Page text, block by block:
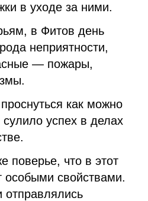
в уходе за ними.
в Фитов день
неприятности,
— пожары,
как можно
успех в делах
поверье, что в этот
особыми свойствами.
отправлялись